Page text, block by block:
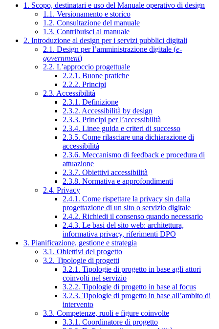
1. Scopo, destinatari e uso del Manuale operativo di design
1.1. Versionamento e storico
1.2. Consultazione del manuale
1.3. Contribuisci al manuale
2. Introduzione al design per i servizi pubblici digitali
2.1. Design per l’amministrazione digitale (e-
government)
2.2. L’approccio progettuale
2.2.1. Buone pratiche
2.2.2. Principi
2.3. Accessibilità
2.3.1. Definizione
2.3.2. Accessibilità by design
2.3.3. Principi per l’accessibilità
2.3.4. Linee guida e criteri di successo
2.3.5. Come rilasciare una dichiarazione di
accessibilità
2.3.6. Meccanismo di feedback e procedura di
attuazione
2.3.7. Obiettivi accessibilità
2.3.8. Normativa e approfondimenti
2.4. Privacy
2.4.1. Come rispettare la privacy sin dalla
progettazione di un sito o servizio digitale
2.4.2. Richiedi il consenso quando necessario
2.4.3. Le basi del sito web: architettura,
informativa privacy, riferimenti DPO
3. Pianificazione, gestione e strategia
3.1. Obiettivi del progetto
3.2. Tipologie di progetti
3.2.1. Tipologie di progetto in base agli attori
coinvolti nel servizio
3.2.2. Tipologie di progetto in base al focus
3.2.3. Tipologie di progetto in base all’ambito di
intervento
3.3. Competenze, ruoli e figure coinvolte
3.3.1. Coordinatore di progetto